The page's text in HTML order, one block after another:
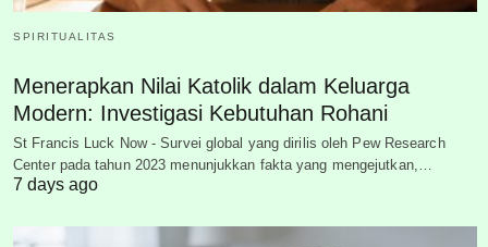
SPIRITUALITAS
Menerapkan Nilai Katolik dalam Keluarga
Modern: Investigasi Kebutuhan Rohani
St Francis Luck Now - Survei global yang dirilis oleh Pew Research
Center pada tahun 2023 menunjukkan fakta yang mengejutkan,…
7 days ago